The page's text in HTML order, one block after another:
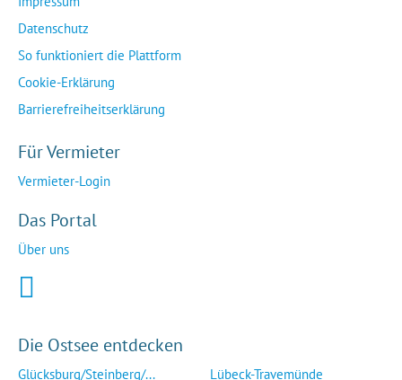
Datenschutz
So funktioniert die Plattform
Cookie-Erklärung
Barrierefreiheitserklärung
Für Vermieter
Vermieter-Login
Das Portal
Über uns
Die Ostsee entdecken
Glücksburg/Steinberg/... Lübeck-Travemünde